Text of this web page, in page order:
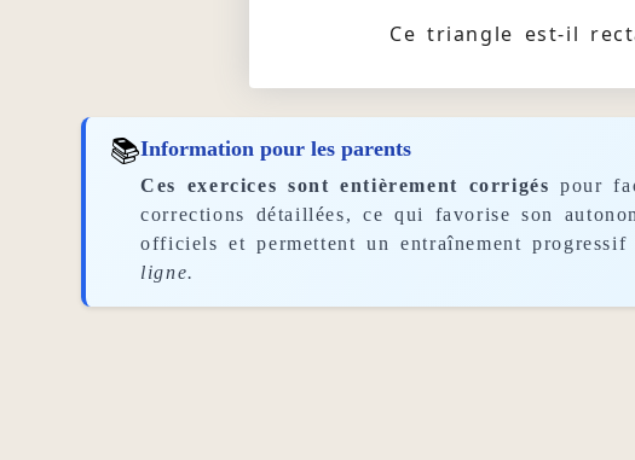
Ce triangle est-il
📚Information pour les parents
Ces exercices sont entièrement corrigés pour
corrections détaillées, ce qui favorise son
officiels et permettent un entraînement
ligne.